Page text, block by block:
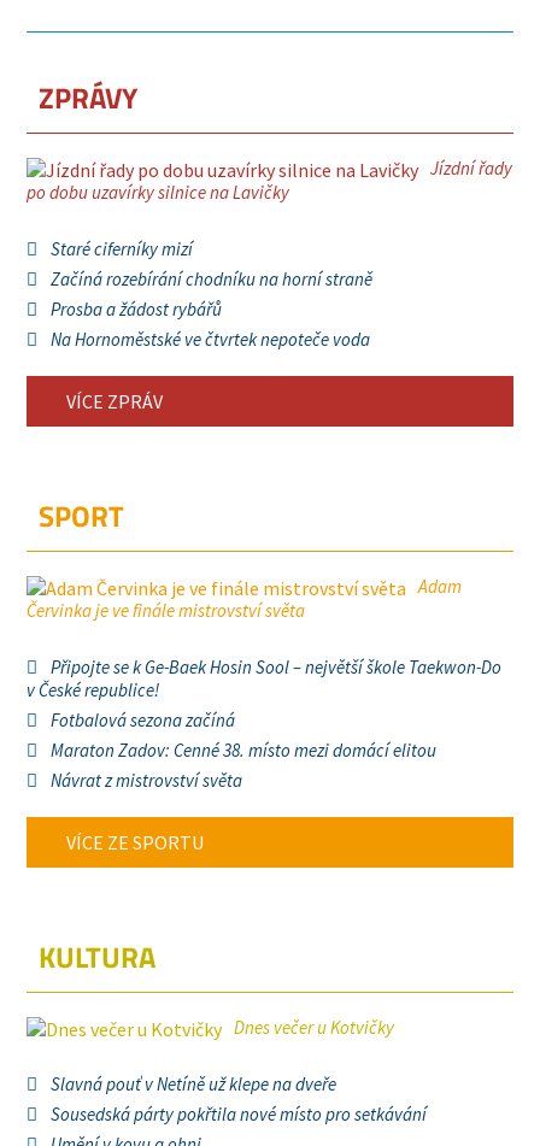
ZPRÁVY
Jízdní řady
po dobu uzavírky silnice na Lavičky
Staré ciferníky mizí
Začíná rozebírání chodníku na horní straně
Prosba a žádost rybářů
Na Hornoměstské ve čtvrtek nepoteče voda
VÍCE ZPRÁV
SPORT
Adam
Červinka je ve finále mistrovství světa
Připojte se k Ge-Baek Hosin Sool – největší škole Taekwon-Do
v České republice!
Fotbalová sezona začíná
Maraton Zadov: Cenné 38. místo mezi domácí elitou
Návrat z mistrovství světa
VÍCE ZE SPORTU
KULTURA
Dnes večer u Kotvičky
Slavná pouť v Netíně už klepe na dveře
Sousedská párty pokřtila nové místo pro setkávání